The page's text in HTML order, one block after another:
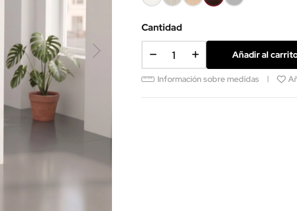
(EMF) (EMF)
claro
Cantidad
Añadir al
Información sobre medidas